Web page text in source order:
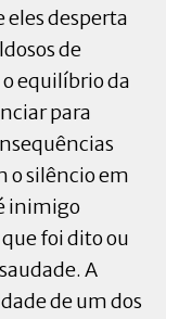
desperta
de
equilíbrio da
para
o silêncio em
inimigo
foi dito ou
A
de um dos